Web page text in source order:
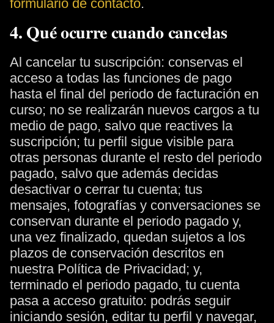
formulario de contacto.
4. Qué ocurre cuando cancelas
Al cancelar tu suscripción: conservas el
acceso a todas las funciones de pago
hasta el final del periodo de facturación en
curso; no se realizarán nuevos cargos a tu
medio de pago, salvo que reactives la
suscripción; tu perfil sigue visible para
otras personas durante el resto del periodo
pagado, salvo que además decidas
desactivar o cerrar tu cuenta; tus
mensajes, fotografías y conversaciones se
conservan durante el periodo pagado y,
una vez finalizado, quedan sujetos a los
plazos de conservación descritos en
nuestra Política de Privacidad; y,
terminado el periodo pagado, tu cuenta
pasa a acceso gratuito: podrás seguir
iniciando sesión, editar tu perfil y navegar,